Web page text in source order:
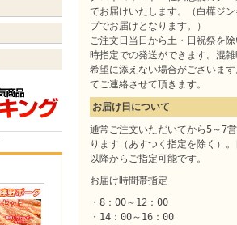
でお届けいたします。（白樺ジ
プでお届けとなります。）
ご注文日当日から土・日祝祭を
時指定での発送ができます。混
希望に添えない場合がございま
てご連絡させて頂きます。
お届け日について
通常ご注文いただいてから5～7
ります（あすつく指定を除く）
以降からご指定可能です。
お届け時間帯指定
・8：00～12：00
・14：00～16：00